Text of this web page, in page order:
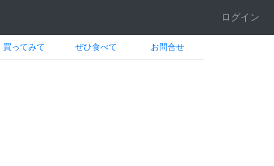
ログイン
買ってみて ぜひ食べて お問合せ